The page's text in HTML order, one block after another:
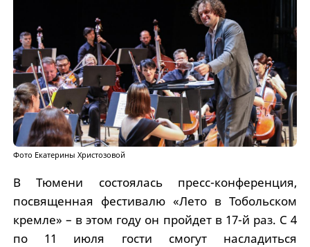
Фото Екатерины Христозовой
В Тюмени состоялась пресс-конференция,
посвященная фестивалю «Лето в Тобольском
кремле» – в этом году он пройдет в 17-й раз. С 4
по 11 июля гости смогут насладиться